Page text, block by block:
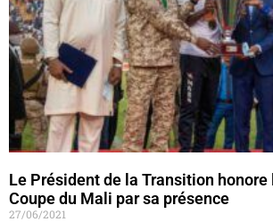
Le Président de la Transition
Coupe du Mali par sa présence
27/06/2021